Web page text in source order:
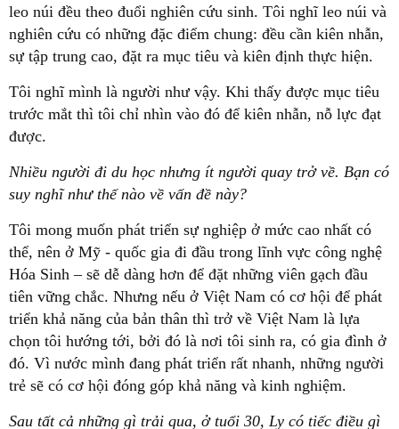
leo núi đều theo đuổi nghiên cứu sinh. Tôi nghĩ leo núi và
nghiên cứu có những đặc điểm chung: đều cần kiên nhẫn,
sự tập trung cao, đặt ra mục tiêu và kiên định thực hiện.
Tôi nghĩ mình là người như vậy. Khi thấy được mục tiêu
trước mắt thì tôi chỉ nhìn vào đó để kiên nhẫn, nỗ lực đạt
được.
Nhiều người đi du học nhưng ít người quay trở về. Bạn có
suy nghĩ như thế nào về vấn đề này?
Tôi mong muốn phát triển sự nghiệp ở mức cao nhất có
thể, nên ở Mỹ - quốc gia đi đầu trong lĩnh vực công nghệ
Hóa Sinh – sẽ dễ dàng hơn để đặt những viên gạch đầu
tiên vững chắc. Nhưng nếu ở Việt Nam có cơ hội để phát
triển khả năng của bản thân thì trở về Việt Nam là lựa
chọn tôi hướng tới, bởi đó là nơi tôi sinh ra, có gia đình ở
đó. Vì nước mình đang phát triển rất nhanh, những người
trẻ sẽ có cơ hội đóng góp khả năng và kinh nghiệm.
Sau tất cả những gì trải qua, ở tuổi 30, Ly có tiếc điều gì